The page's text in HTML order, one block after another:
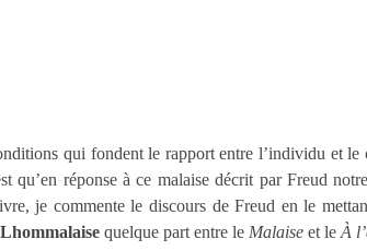
qui fondent le rapport entre l’individu et
qu’en réponse à ce malaise décrit par Freud
je commente le discours de Freud en le
Lhommalaise quelque part entre le Malaiseet leÀ